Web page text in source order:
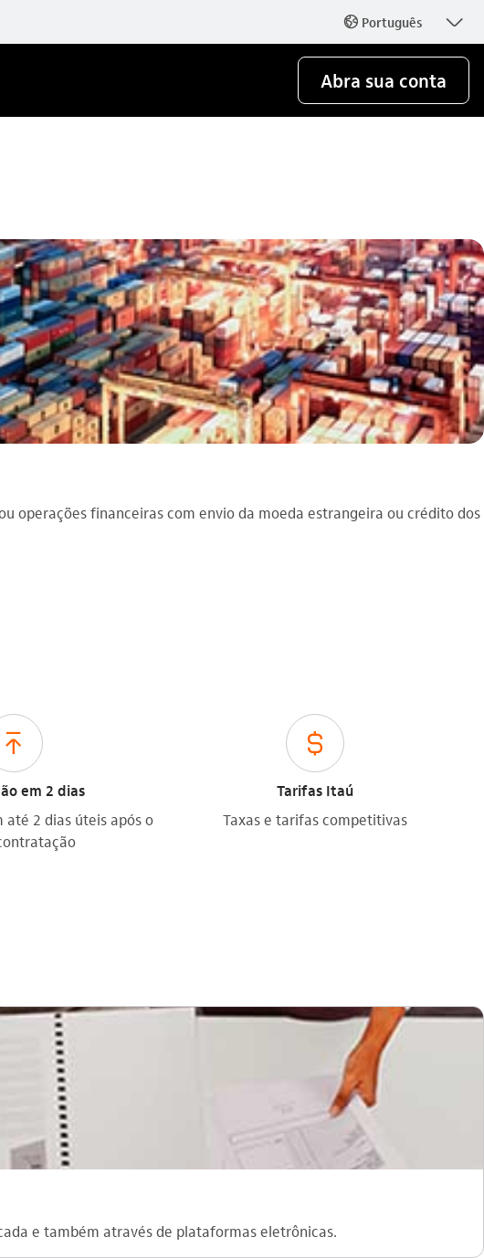
globo_outline Português seta_baixo
Abra sua conta
operações financeiras com envio da moeda estrangeira ou crédito dos
deposito
em 2 dias
até 2 dias úteis após o
cifrao
Tarifas Itaú
Taxas e tarifas competitivas
e também através de plataformas eletrônicas.